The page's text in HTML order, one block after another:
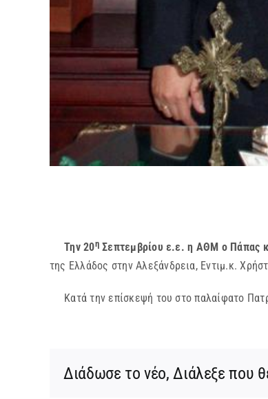
Την 20ηΣεπτεμβρίου ε.ε. η ΑΘΜ ο Πάπας
της Ελλάδος στην Αλεξάνδρεια, Εντιμ.κ.
Κατά την επίσκεψή του στο παλαίφατο
Διάδωσε το νέο, Διάλεξε που